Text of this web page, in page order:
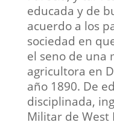
educada y de
acuerdo a los
sociedad en
el seno de una
agricultora en
año 1890. De
disciplinada,
Militar de West